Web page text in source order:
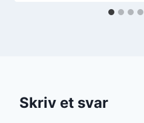
Skriv et svar